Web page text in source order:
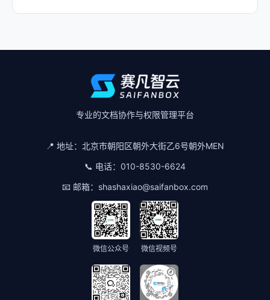
专业的文档协作与权限管理平台
📍 地址： 北京市朝阳区朝外大街乙6号朝外MEN
📞 电话： 010-8530-6624
📧 邮箱： shashaxiao@saifanbox.com
微信公众号 微信视频号